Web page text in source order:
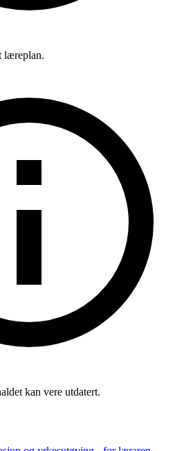
læreplan.
kan vere utdatert.